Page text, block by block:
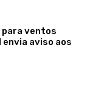
ventos
aviso aos